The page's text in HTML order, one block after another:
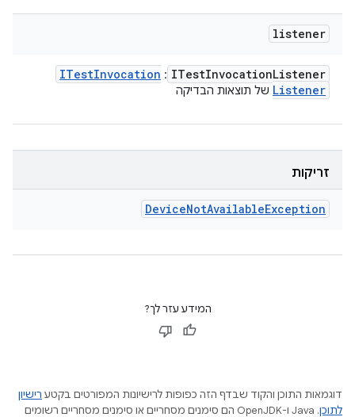
listener
ITestInvocationListener
:
ITestInvocation
Listener של תוצאות הבדיקה
זריקות
DeviceNotAvailableException
המידע עזר לך?
דוגמאות התוכן והקוד שבדף הזה כפופות לרישיונות המפורטים בקטע רישיון
לתוכן
.‏ Java ו-OpenJDK הם סימנים מסחריים או סימנים מסחריים רשומים